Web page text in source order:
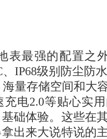
表最强的配置之
IP68级别防尘防
量存储空间和大
电2.0等贴心实
础体验。这些在
出来大说特说的